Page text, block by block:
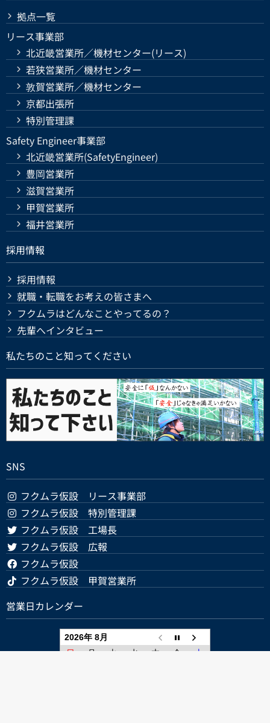
拠点一覧
リース事業部
北近畿営業所／機材センター(リース)
若狭営業所／機材センター
敦賀営業所／機材センター
京都出張所
特別管理課
Safety Engineer事業部
北近畿営業所(SafetyEngineer)
豊岡営業所
滋賀営業所
甲賀営業所
福井営業所
採用情報
採用情報
就職・転職をお考えの皆さまへ
フクムラはどんなことやってるの？
先輩へインタビュー
私たちのこと知ってください
SNS
フクムラ仮設 リース事業部
フクムラ仮設 特別管理課
フクムラ仮設 工場長
フクムラ仮設 広報
フクムラ仮設
フクムラ仮設 甲賀営業所
営業日カレンダー
2026年 8月
日
月 火 水 木 金
土